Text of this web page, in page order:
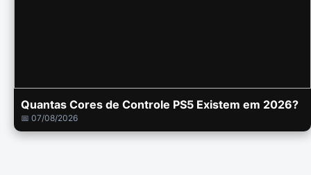
Quantas Cores de Controle PS5 Existem em 2026?
📅 07/08/2026